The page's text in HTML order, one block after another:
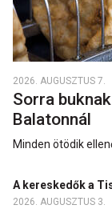
2026. AUGUSZTUS 7.
Sorra
Balatonnál
Minden ötödik
A kereskedők a
2026. AUGUSZTUS 3.